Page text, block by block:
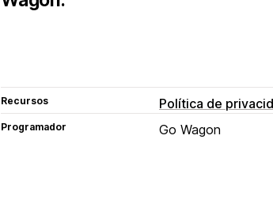
Recursos Política de
Programador Go Wagon